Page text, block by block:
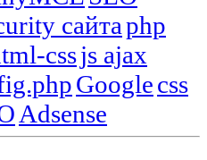
сайтаphp
cssjs ajax
Googlecss
Adsense